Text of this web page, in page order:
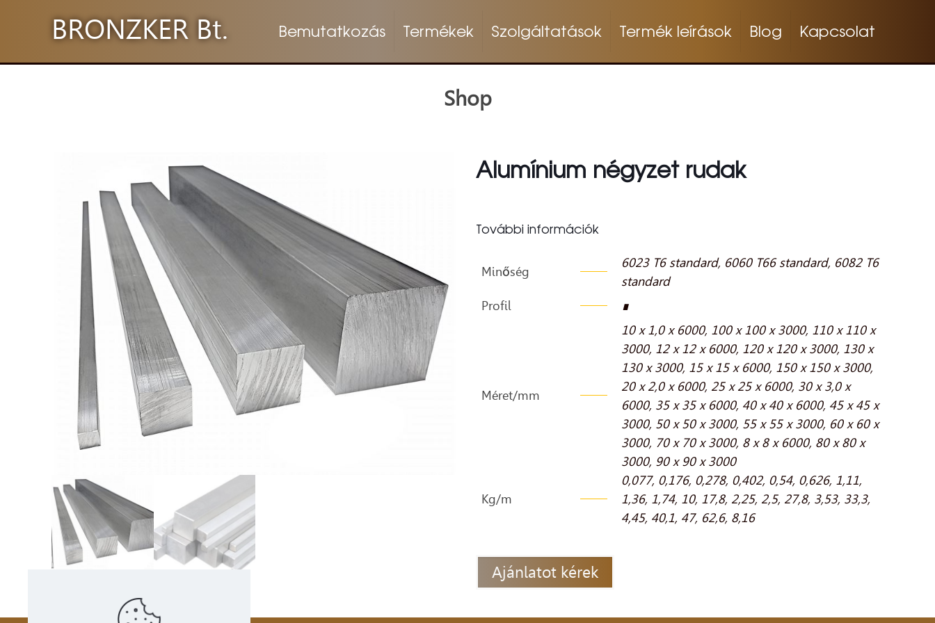
BRONZKER Bt. Bemutatkozás Termékek Szolgáltatások Termék leírások Blog Kapcsolat
Shop
Alumínium négyzet rudak
További információk
Minőség
6023 T6 standard, 6060 T66 standard, 6082 T6
standard
Profil
∎
Méret/mm
10 x 1,0 x 6000, 100 x 100 x 3000, 110 x 110 x
3000, 12 x 12 x 6000, 120 x 120 x 3000, 130 x
130 x 3000, 15 x 15 x 6000, 150 x 150 x 3000,
20 x 2,0 x 6000, 25 x 25 x 6000, 30 x 3,0 x
6000, 35 x 35 x 6000, 40 x 40 x 6000, 45 x 45 x
3000, 50 x 50 x 3000, 55 x 55 x 3000, 60 x 60 x
3000, 70 x 70 x 3000, 8 x 8 x 6000, 80 x 80 x
3000, 90 x 90 x 3000
Kg/m
0,077, 0,176, 0,278, 0,402, 0,54, 0,626, 1,11,
1,36, 1,74, 10, 17,8, 2,25, 2,5, 27,8, 3,53, 33,3,
4,45, 40,1, 47, 62,6, 8,16
Ajánlatot kérek